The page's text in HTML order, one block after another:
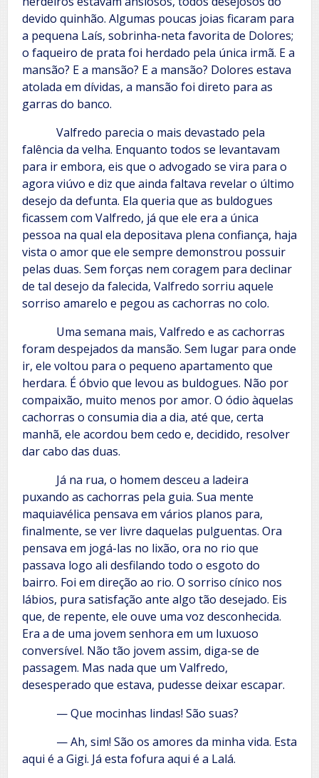
devido quinhão. Algumas poucas joias ficaram para
a pequena Laís, sobrinha-neta favorita de Dolores;
o faqueiro de prata foi herdado pela única irmã. E a
mansão? E a mansão? E a mansão? Dolores estava
atolada em dívidas, a mansão foi direto para as
garras do banco.
Valfredo parecia o mais devastado pela
falência da velha. Enquanto todos se levantavam
para ir embora, eis que o advogado se vira para o
agora viúvo e diz que ainda faltava revelar o último
desejo da defunta. Ela queria que as buldogues
ficassem com Valfredo, já que ele era a única
pessoa na qual ela depositava plena confiança, haja
vista o amor que ele sempre demonstrou possuir
pelas duas. Sem forças nem coragem para declinar
de tal desejo da falecida, Valfredo sorriu aquele
sorriso amarelo e pegou as cachorras no colo.
Uma semana mais, Valfredo e as cachorras
foram despejados da mansão. Sem lugar para onde
ir, ele voltou para o pequeno apartamento que
herdara. É óbvio que levou as buldogues. Não por
compaixão, muito menos por amor. O ódio àquelas
cachorras o consumia dia a dia, até que, certa
manhã, ele acordou bem cedo e, decidido, resolver
dar cabo das duas.
Já na rua, o homem desceu a ladeira
puxando as cachorras pela guia. Sua mente
maquiavélica pensava em vários planos para,
finalmente, se ver livre daquelas pulguentas. Ora
pensava em jogá-las no lixão, ora no rio que
passava logo ali desfilando todo o esgoto do
bairro. Foi em direção ao rio. O sorriso cínico nos
lábios, pura satisfação ante algo tão desejado. Eis
que, de repente, ele ouve uma voz desconhecida.
Era a de uma jovem senhora em um luxuoso
conversível. Não tão jovem assim, diga-se de
passagem. Mas nada que um Valfredo,
desesperado que estava, pudesse deixar escapar.
— Que mocinhas lindas! São suas?
— Ah, sim! São os amores da minha vida. Esta
aqui é a Gigi. Já esta fofura aqui é a Lalá.